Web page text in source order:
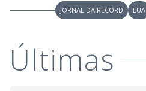
JORNAL DA RECORD EUA
Últimas